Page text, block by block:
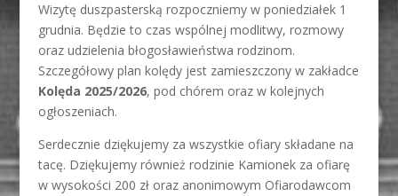
Wizytę duszpasterską rozpoczniemy w poniedziałek 1
grudnia. Będzie to czas wspólnej modlitwy, rozmowy
oraz udzielenia błogosławieństwa rodzinom.
Szczegółowy plan kolędy jest zamieszczony w zakładce
Kolęda 2025/2026, pod chórem oraz w kolejnych
ogłoszeniach.
Serdecznie dziękujemy za wszystkie ofiary składane na
tacę. Dziękujemy również rodzinie Kamionek za ofiarę
w wysokości 200 zł oraz anonimowym Ofiarodawcom